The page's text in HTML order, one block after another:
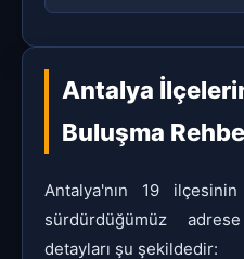
Antalya
Buluşma
Antalya'nın 19
sürdürdüğümüz
detayları şu şekildedir: